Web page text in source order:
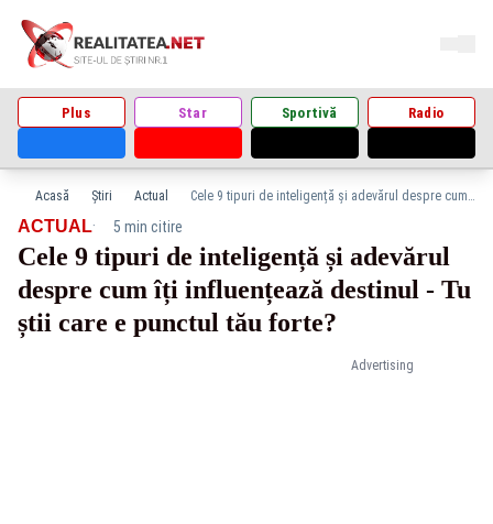
Plus Star Sportivă Radio
Acasă Știri Actual Cele 9 tipuri de inteligență și adevărul despre cum îți influențează destinul - Tu știi care e punctul tău forte?
Advertising
ACTUAL· 5 min citire
Cele 9 tipuri de inteligență și adevărul
despre cum îți influențează destinul - Tu
știi care e punctul tău forte?